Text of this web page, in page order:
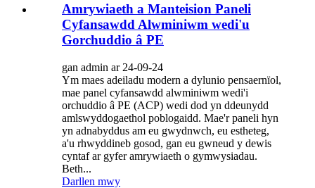
Amrywiaeth a Manteision Paneli
Cyfansawdd Alwminiwm wedi'u
Gorchuddio â PE
gan admin ar 24-09-24
Ym maes adeiladu modern a dylunio pensaernïol,
mae panel cyfansawdd alwminiwm wedi'i
orchuddio â PE (ACP) wedi dod yn ddeunydd
amlswyddogaethol poblogaidd. Mae'r paneli hyn
yn adnabyddus am eu gwydnwch, eu estheteg,
a'u rhwyddineb gosod, gan eu gwneud y dewis
cyntaf ar gyfer amrywiaeth o gymwysiadau.
Beth...
Darllen mwy